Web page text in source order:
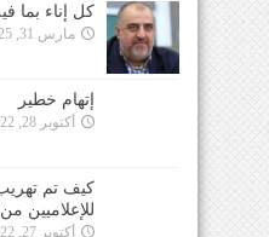
كل إناء بما
مارس 31, 2025
إتهام خطير
أكتوبر 28, 2022
كيف تم
للإعلاميين
أكتوبر 27, 2022